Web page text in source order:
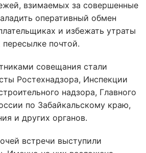
взимаемых за совершенные
оперативный обмен
и избежать утраты
почтой.
совещания стали
Ростехнадзора, Инспекции
надзора, Главного
по Забайкальскому краю,
и других органов.
встречи выступили